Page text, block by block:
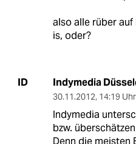
also alle rüber
is, oder?
ID Indymedia
30.11.2012, 14:19 Uhr
Indymedia
bzw.
Denn die meisten